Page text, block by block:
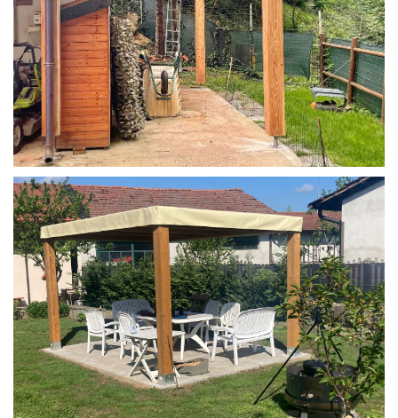
STRUTTURA IN LARICE U/F CON INCASTRI
PERGOLA